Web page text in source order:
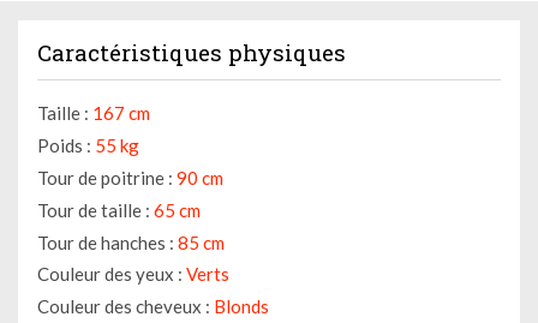
Caractéristiques physiques
Taille : 167 cm
Poids : 55 kg
Tour de poitrine : 90 cm
Tour de taille : 65 cm
Tour de hanches : 85 cm
Couleur des yeux : Verts
Couleur des cheveux : Blonds